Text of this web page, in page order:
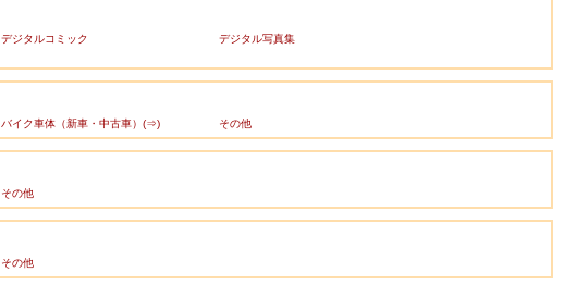
デジタルコミック
デジタル写真集
バイク車体（新車・中古車）(⇒) その他
その他
その他